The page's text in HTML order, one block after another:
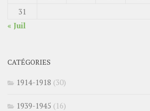
31
« Juil
CATÉGORIES
1914-1918 (30)
1939-1945 (16)